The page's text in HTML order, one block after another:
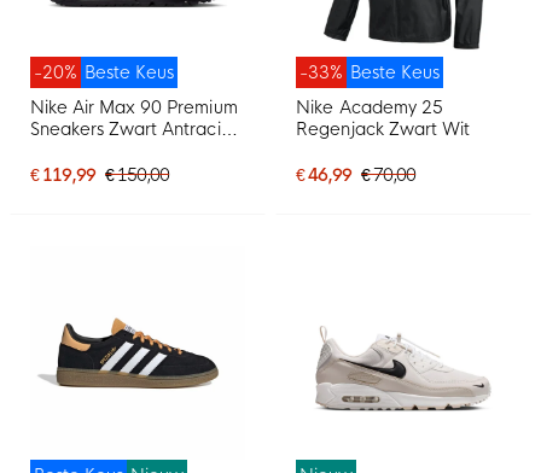
Beste Keus
-20%
Nike Air Max 90 Premium
Sneakers Zwart Antraciet
€ 119,99 € 150,00
Beste Keus
-33%
Nike Academy 25
Regenjack Zwart Wit
€ 46,99 € 70,00